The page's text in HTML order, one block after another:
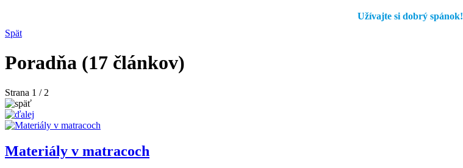
Užívajte si dobrý spánok!
Spät
Poradňa (17 článkov)
Strana 1 / 2
Materiály v matracoch